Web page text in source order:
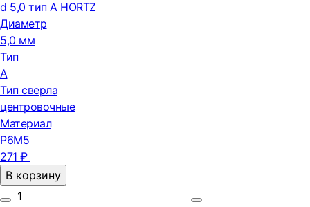
d 5,0 тип А HORTZ
Диаметр
5,0 мм
Тип
А
Тип сверла
центровочные
Материал
Р6М5
271 ₽
В корзину